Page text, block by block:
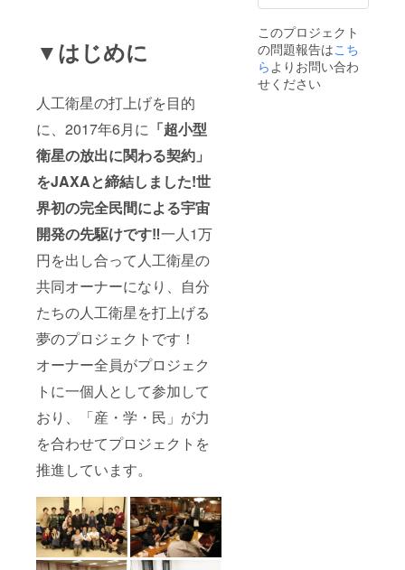
▼はじめに
人工衛星の打上げを目的
に、2017年6月に 「超小型
衛星の放出に関わる契約」
をJAXAと締結しました!世
界初の完全民間による宇宙
開発の先駆けです‼一人1万
円を出し合って人工衛星の
共同オーナーになり、自分
たちの人工衛星を打上げる
夢のプロジェクトです！
オーナー全員がプロジェク
トに一個人として参加して
おり、「産・学・民」が力
を合わせてプロジェクトを
推進しています。
ていた
おりま
すので
一人で
複数口
ジェク
は、全
員が平
等で対
等の仲
間とい
状）を
ます。
※支援い
ただく
うちの1
万円で
プロ
トメン
バーか
らお礼
のメッ
セージ
このプロジェクト
の問題報告はこち
らよりお問い合わ
せください